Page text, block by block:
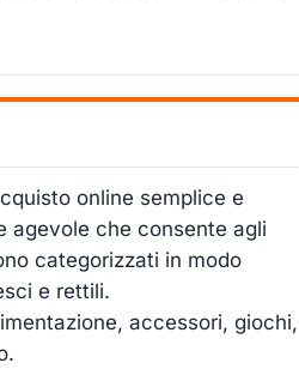
online semplice e
agevole che consente agli
categorizzati in modo
e rettili.
accessori, giochi,